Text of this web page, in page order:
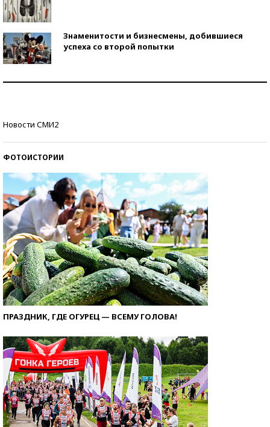
Знаменитости и бизнесмены, добившиеся
успеха со второй попытки
Новости СМИ2
ФОТОИСТОРИИ
ПРАЗДНИК, ГДЕ ОГУРЕЦ — ВСЕМУ ГОЛОВА!